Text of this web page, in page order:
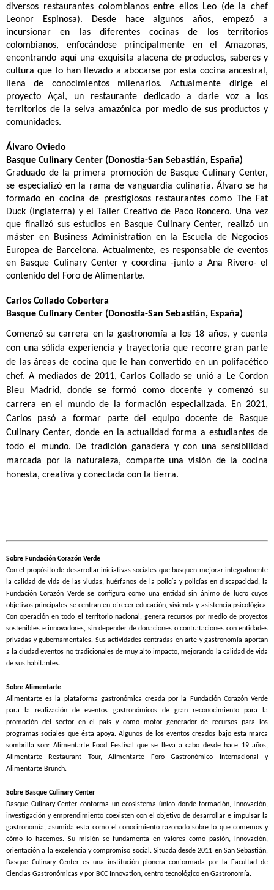
diversos restaurantes colombianos entre ellos Leo (de la chef
Leonor Espinosa). Desde hace algunos años, empezó a
incursionar en las diferentes cocinas de los territorios
colombianos, enfocándose principalmente en el Amazonas,
encontrando aquí una exquisita alacena de productos, saberes y
cultura que lo han llevado a abocarse por esta cocina ancestral,
llena de conocimientos milenarios. Actualmente dirige el
proyecto Açai, un restaurante dedicado a darle voz a los
territorios de la selva amazónica por medio de sus productos y
comunidades.
Álvaro Oviedo
Basque Culinary Center (Donostia-San Sebastián, España)
Graduado de la primera promoción de Basque Culinary Center,
se especializó en la rama de vanguardia culinaria. Álvaro se ha
formado en cocina de prestigiosos restaurantes como The Fat
Duck (Inglaterra) y el Taller Creativo de Paco Roncero. Una vez
que finalizó sus estudios en Basque Culinary Center, realizó un
máster en Business Administration en la Escuela de Negocios
Europea de Barcelona. Actualmente, es responsable de eventos
en Basque Culinary Center y coordina -junto a Ana Rivero- el
contenido del Foro de Alimentarte.
Carlos Collado Cobertera
Basque Culinary Center (Donostia-San Sebastián, España)
Comenzó su carrera en la gastronomía a los 18 años, y cuenta
con una sólida experiencia y trayectoria que recorre gran parte
de las áreas de cocina que le han convertido en un polifacético
chef. A mediados de 2011, Carlos Collado se unió a Le Cordon
Bleu Madrid, donde se formó como docente y comenzó su
carrera en el mundo de la formación especializada. En 2021,
Carlos pasó a formar parte del equipo docente de Basque
Culinary Center, donde en la actualidad forma a estudiantes de
todo el mundo. De tradición ganadera y con una sensibilidad
marcada por la naturaleza, comparte una visión de la cocina
honesta, creativa y conectada con la tierra.
Sobre Fundación Corazón Verde
Con el propósito de desarrollar iniciativas sociales que busquen mejorar integralmente
la calidad de vida de las viudas, huérfanos de la policía y policías en discapacidad, la
Fundación Corazón Verde se configura como una entidad sin ánimo de lucro cuyos
objetivos principales se centran en ofrecer educación, vivienda y asistencia psicológica.
Con operación en todo el territorio nacional, genera recursos por medio de proyectos
sostenibles e innovadores, sin depender de donaciones o contrataciones con entidades
privadas y gubernamentales. Sus actividades centradas en arte y gastronomía aportan
a la ciudad eventos no tradicionales de muy alto impacto, mejorando la calidad de vida
de sus habitantes.
Sobre Alimentarte
Alimentarte es la plataforma gastronómica creada por la Fundación Corazón Verde
para la realización de eventos gastronómicos de gran reconocimiento para la
promoción del sector en el país y como motor generador de recursos para los
programas sociales que ésta apoya. Algunos de los eventos creados bajo esta marca
sombrilla son: Alimentarte Food Festival que se lleva a cabo desde hace 19 años,
Alimentarte Restaurant Tour, Alimentarte Foro Gastronómico Internacional y
Alimentarte Brunch.
Sobre Basque Culinary Center
Basque Culinary Center conforma un ecosistema único donde formación, innovación,
investigación y emprendimiento coexisten con el objetivo de desarrollar e impulsar la
gastronomía, asumida esta como el conocimiento razonado sobre lo que comemos y
cómo lo hacemos. Su misión se fundamenta en valores como pasión, innovación,
orientación a la excelencia y compromiso social. Situada desde 2011 en San Sebastián,
Basque Culinary Center es una institución pionera conformada por la Facultad de
Ciencias Gastronómicas y por BCC Innovation, centro tecnológico en Gastronomía.